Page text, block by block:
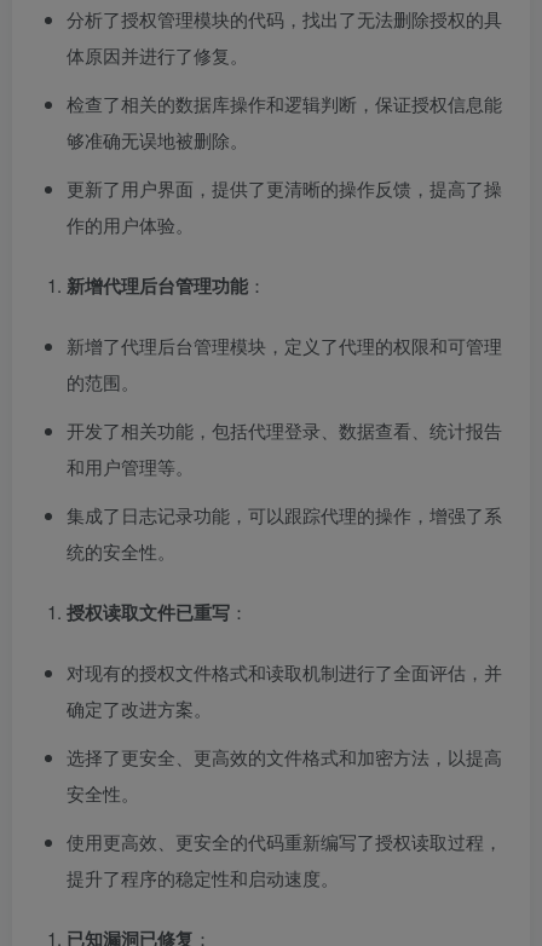
分析了授权管理模块的代码，找出了无法删除授权的具
体原因并进行了修复。
检查了相关的数据库操作和逻辑判断，保证授权信息能
够准确无误地被删除。
更新了用户界面，提供了更清晰的操作反馈，提高了操
作的用户体验。
新增代理后台管理功能 ：
新增了代理后台管理模块，定义了代理的权限和可管理
的范围。
开发了相关功能，包括代理登录、数据查看、统计报告
和用户管理等。
集成了日志记录功能，可以跟踪代理的操作，增强了系
统的安全性。
授权读取文件已重写 ：
对现有的授权文件格式和读取机制进行了全面评估，并
确定了改进方案。
选择了更安全、更高效的文件格式和加密方法，以提高
安全性。
使用更高效、更安全的代码重新编写了授权读取过程，
提升了程序的稳定性和启动速度。
已知漏洞已修复 ：